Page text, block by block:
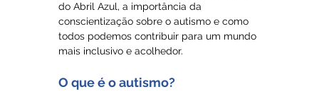
do Abril Azul, a importância da
conscientização sobre o autismo e como
todos podemos contribuir para um mundo
mais inclusivo e acolhedor.
O que é o autismo?